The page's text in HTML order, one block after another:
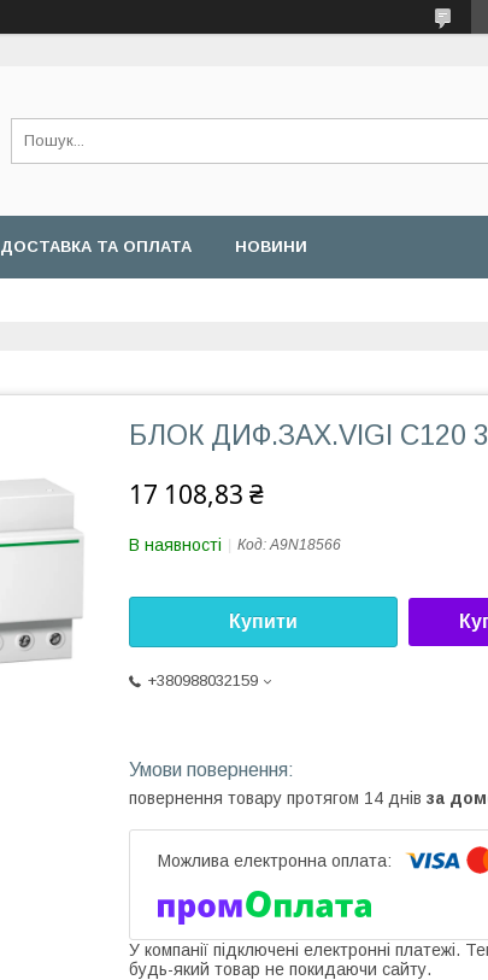
ДОСТАВКА ТА ОПЛАТА НОВИНИ
БЛОК ДИФ.ЗАХ.VIGI C120
17 108,83 ₴
В наявності Код:A9N18566
Купити
+380988032159
повернення товару протягом 14 днів за
У компанії підключені електронні платежі.
будь-який товар не покидаючи сайту.